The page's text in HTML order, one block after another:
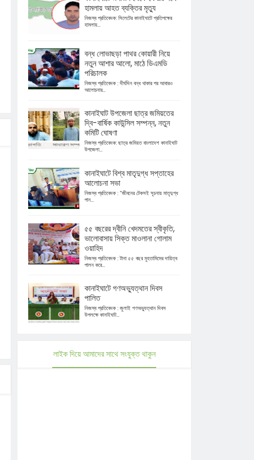
হামলায় আহত ব্যক্তির মৃত্যু
নিজস্ব প্রতিবেদক: সিলেটের কানাইঘাটে প্রতিপক্ষের
হামলায়...
বন্ধ লোভাছড়া পাথর কোয়ারী নিয়ে
নতুন আশার আলো, মাঠে ডিএমডি
পরিচালক
নিজস্ব প্রতিবেদক : দীর্ঘদিন বন্ধ থাকার পর আবারও
আলোচনার...
কানাইঘাট উপজেলা ছাত্র জমিয়তের
দ্বি-বার্ষিক কাউন্সিল সম্পন্ন, নতুন
কমিটি ঘোষণা
নিজস্ব প্রতিবেদক: ছাত্র জমিয়ত বাংলাদেশ কানাইঘাট
উপজেলা...
কানাইঘাটে বিশ্ব মাতৃদুগ্ধ সপ্তাহের
আলোচনা সভা
নিজস্ব প্রতিবেদক : “জীবনের টেকসই সূচনায় মাতৃদুগ্ধ
পান...
৫৫ বছরের দ্বীনি খেদমতের স্বীকৃতি,
ভালোবাসায় সিক্ত মাওলানা গোলাম
ওয়াহিদ
নিজস্ব প্রতিবেদক : টানা ৫৫ বছর মুহতামিমের দায়িত্ব
পালন করে...
কানাইঘাটে গণঅভ্যুত্থান দিবস
পালিত
নিজস্ব প্রতিবেদক : জুলাই গণঅভ্যুত্থান দিবস
উপলক্ষে কানাইঘাট...
লাইক দিয়ে আমাদের সাথে সংযুক্ত থাকুন